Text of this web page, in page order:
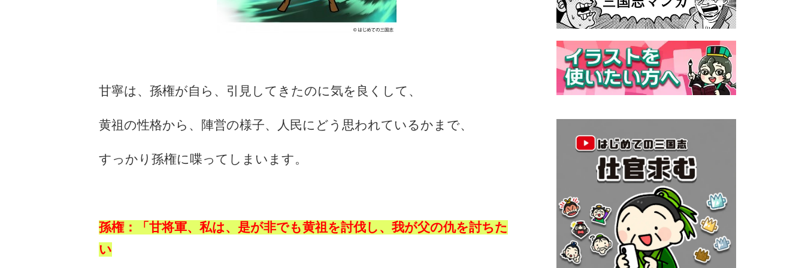
甘寧は、孫権が自ら、引見してきたのに気を良くして、
黄祖の性格から、陣営の様子、人民にどう思われているかまで、
すっかり孫権に喋ってしまいます。
孫権：「甘将軍、私は、是が非でも黄祖を討伐し、我が父の仇を討ちた
い